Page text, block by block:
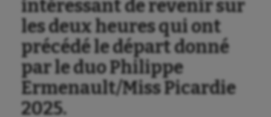
intéressant de revenir sur
les deux heures qui ont
précédé le départ donné
par le duo Philippe
Ermenault/Miss Picardie
2025.